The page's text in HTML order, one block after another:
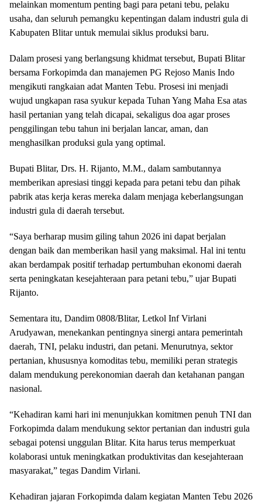
melainkan momentum penting bagi para petani tebu, pelaku
usaha, dan seluruh pemangku kepentingan dalam industri gula di
Kabupaten Blitar untuk memulai siklus produksi baru.
Dalam prosesi yang berlangsung khidmat tersebut, Bupati Blitar
bersama Forkopimda dan manajemen PG Rejoso Manis Indo
mengikuti rangkaian adat Manten Tebu. Prosesi ini menjadi
wujud ungkapan rasa syukur kepada Tuhan Yang Maha Esa atas
hasil pertanian yang telah dicapai, sekaligus doa agar proses
penggilingan tebu tahun ini berjalan lancar, aman, dan
menghasilkan produksi gula yang optimal.
Bupati Blitar, Drs. H. Rijanto, M.M., dalam sambutannya
memberikan apresiasi tinggi kepada para petani tebu dan pihak
pabrik atas kerja keras mereka dalam menjaga keberlangsungan
industri gula di daerah tersebut.
“Saya berharap musim giling tahun 2026 ini dapat berjalan
dengan baik dan memberikan hasil yang maksimal. Hal ini tentu
akan berdampak positif terhadap pertumbuhan ekonomi daerah
serta peningkatan kesejahteraan para petani tebu,” ujar Bupati
Rijanto.
Sementara itu, Dandim 0808/Blitar, Letkol Inf Virlani
Arudyawan, menekankan pentingnya sinergi antara pemerintah
daerah, TNI, pelaku industri, dan petani. Menurutnya, sektor
pertanian, khususnya komoditas tebu, memiliki peran strategis
dalam mendukung perekonomian daerah dan ketahanan pangan
nasional.
“Kehadiran kami hari ini menunjukkan komitmen penuh TNI dan
Forkopimda dalam mendukung sektor pertanian dan industri gula
sebagai potensi unggulan Blitar. Kita harus terus memperkuat
kolaborasi untuk meningkatkan produktivitas dan kesejahteraan
masyarakat,” tegas Dandim Virlani.
Kehadiran jajaran Forkopimda dalam kegiatan Manten Tebu 2026